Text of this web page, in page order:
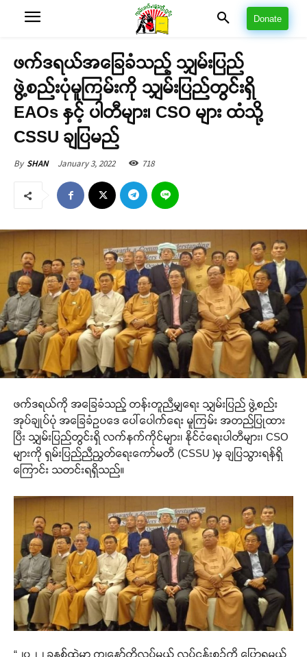
Donate
ဖက်ဒရယ်အခြေခံသည့် သျှမ်းပြည်
ဖွဲ့စည်းပုံမူကြမ်းကို သျှမ်းပြည်တွင်းရှိ
EAOs နှင့် ပါတီများ၊ CSO များ ထံသို့
CSSU ချပြမည်
By SHAN January 3, 2022 718
ဖက်ဒရယ်ကို အခြေခံသည့် တန်းတူညီမျှရေး သျှမ်းပြည် ဖွဲ့စည်း
အုပ်ချုပ်ပုံ အခြေခံဥပဒေ ပေါ်ပေါက်ရေး မူကြမ်း အတည်ပြုထား
ပြီး သျှမ်းပြည်တွင်းရှိ လက်နက်ကိုင်များ၊ နိုင်ငံရေးပါတီများ၊ CSO
များကို ရှမ်းပြည်ညီညွတ်ရေးကော်မတီ (CSSU )မှ ချပြသွားရန်ရှိ
ကြောင်း သတင်းရရှိသည်။
“၂၀၂၂ ခုနှစ်ထဲမှာ ကျနော်တို့လုပ်မယ့် လုပ်ငန်းစဉ်ကို ပြောရမယ်